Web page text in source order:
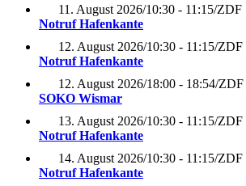
11. August 2026/10:30 - 11:15/ZDF
Notruf Hafenkante
12. August 2026/10:30 - 11:15/ZDF
Notruf Hafenkante
12. August 2026/18:00 - 18:54/ZDF
SOKO Wismar
13. August 2026/10:30 - 11:15/ZDF
Notruf Hafenkante
14. August 2026/10:30 - 11:15/ZDF
Notruf Hafenkante